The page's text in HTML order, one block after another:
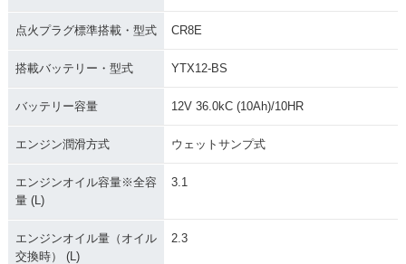
点火プラグ標準搭載・型式 CR8E
搭載バッテリー・型式 YTX12-BS
バッテリー容量 12V 36.0kC (10Ah)/10HR
エンジン潤滑方式 ウェットサンプ式
エンジンオイル容量※全容
量 (L)
3.1
エンジンオイル量（オイル
交換時） (L)
2.3